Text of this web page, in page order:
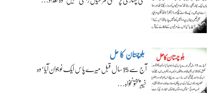
بلوچستان کا حل
آج سے 15 سال قبل میرے پاس ایک نوجوان آیا‘ وہ
خیبرپختونخواہ…